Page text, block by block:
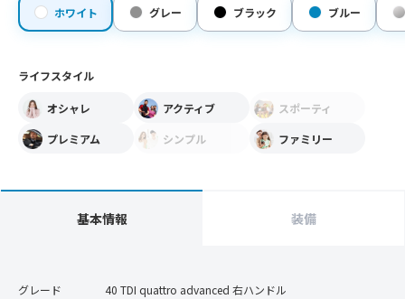
ホワイト グレー ブラック ブルー
ライフスタイル
オシャレ アクティブ
スポーティ
プレミアム
シンプル ファミリー
基本情報 装備
グレード 40 TDI quattro advanced 右ハンドル